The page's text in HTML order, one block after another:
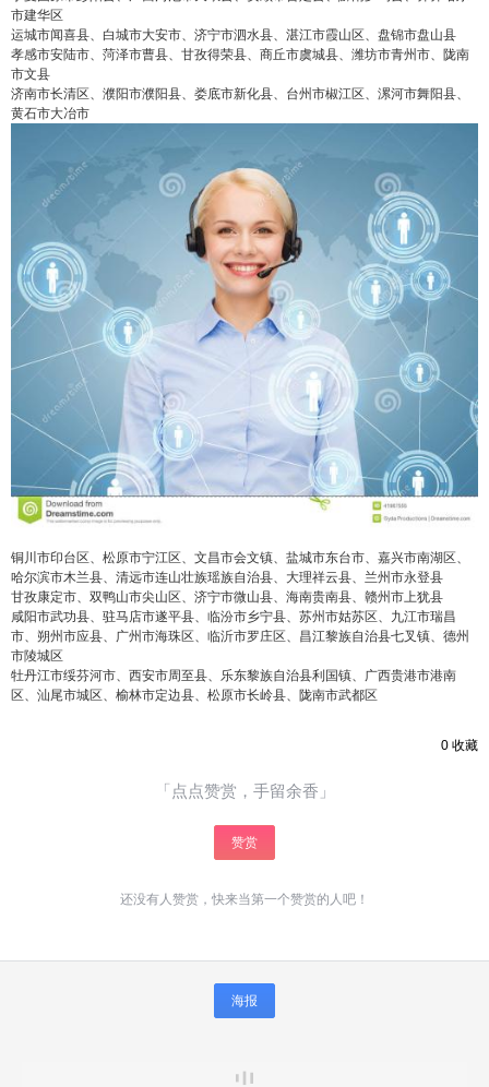
市建华区
运城市闻喜县、白城市大安市、济宁市泗水县、湛江市霞山区、盘锦市盘山县
孝感市安陆市、菏泽市曹县、甘孜得荣县、商丘市虞城县、潍坊市青州市、陇南
市文县
济南市长清区、濮阳市濮阳县、娄底市新化县、台州市椒江区、漯河市舞阳县、
黄石市大冶市
铜川市印台区、松原市宁江区、文昌市会文镇、盐城市东台市、嘉兴市南湖区、
哈尔滨市木兰县、清远市连山壮族瑶族自治县、大理祥云县、兰州市永登县
甘孜康定市、双鸭山市尖山区、济宁市微山县、海南贵南县、赣州市上犹县
咸阳市武功县、驻马店市遂平县、临汾市乡宁县、苏州市姑苏区、九江市瑞昌
市、朔州市应县、广州市海珠区、临沂市罗庄区、昌江黎族自治县七叉镇、德州
市陵城区
牡丹江市绥芬河市、西安市周至县、乐东黎族自治县利国镇、广西贵港市港南
区、汕尾市城区、榆林市定边县、松原市长岭县、陇南市武都区
0 收藏
「点点赞赏，手留余香」
赞赏
还没有人赞赏，快来当第一个赞赏的人吧！
海报
false 给undefined打赏
20 50 元 自定义
立刻支付
false
¥
立刻支付
您没有权限发布内容，请购买会员或者提升权
限。
6位以上
6位以上
忘记密码？ 找回